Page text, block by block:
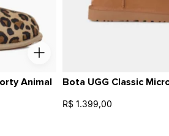
Animal
Bota UGG Classic
R$ 1.399,00